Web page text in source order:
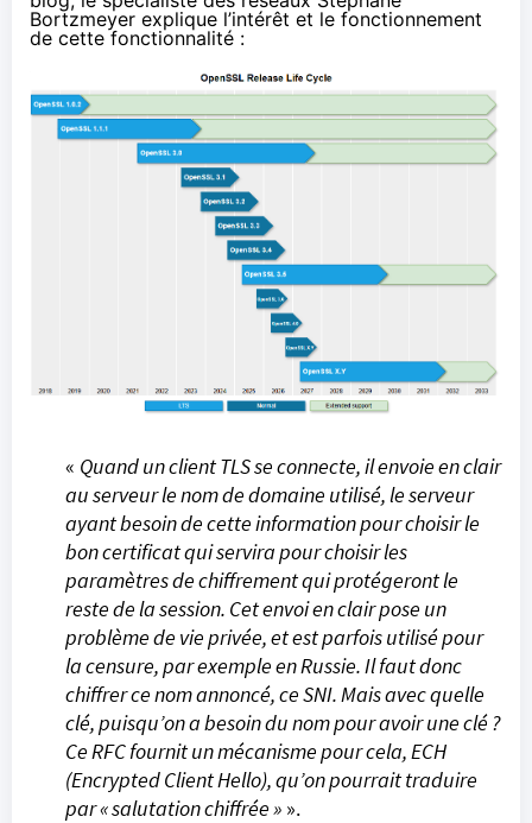
Bortzmeyer explique l’intérêt et le fonctionnement
de cette fonctionnalité :
« Quand un client TLS se connecte, il envoie en clair
au serveur le nom de domaine utilisé, le serveur
ayant besoin de cette information pour choisir le
bon certificat qui servira pour choisir les
paramètres de chiffrement qui protégeront le
reste de la session. Cet envoi en clair pose un
problème de vie privée, et est parfois utilisé pour
la censure, par exemple en Russie. Il faut donc
chiffrer ce nom annoncé, ce SNI. Mais avec quelle
clé, puisqu’on a besoin du nom pour avoir une clé ?
Ce RFC fournit un mécanisme pour cela, ECH
(Encrypted Client Hello), qu’on pourrait traduire
par « salutation chiffrée » ».